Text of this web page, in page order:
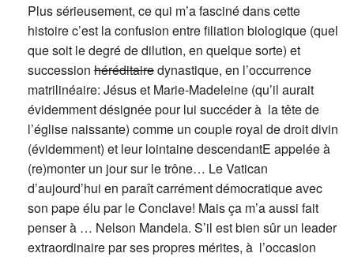
Plus sérieusement, ce qui m’a fasciné dans cette
histoire c’est la confusion entre filiation biologique (quel
que soit le degré de dilution, en quelque sorte) et
succession héréditairedynastique, en l’occurrence
matrilinéaire: Jésus et Marie-Madeleine (qu’il aurait
évidemment désignée pour lui succéder à la tête de
l’église naissante) comme un couple royal de droit divin
(évidemment) et leur lointaine descendantE appelée à
(re)monter un jour sur le trône… Le Vatican
d’aujourd’hui en paraît carrément démocratique avec
son pape élu par le Conclave! Mais ça m’a aussi fait
penser à … Nelson Mandela. S’il est bien sûr un leader
extraordinaire par ses propres mérites, à l’occasion